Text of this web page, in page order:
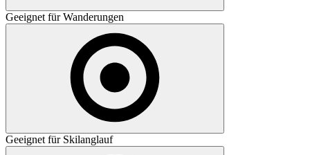
Geeignet für Wanderungen
Geeignet für Skilanglauf